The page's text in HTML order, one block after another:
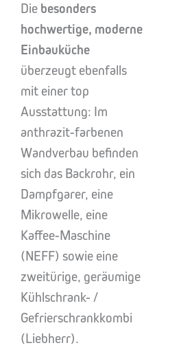
Die besonders
hochwertige, moderne
Einbauküche
überzeugt ebenfalls
mit einer top
Ausstattung: Im
anthrazit-farbenen
Wandverbau befinden
sich das Backrohr, ein
Dampfgarer, eine
Mikrowelle, eine
Kaffee-Maschine
(NEFF) sowie eine
zweitürige, geräumige
Kühlschrank- /
Gefrierschrankkombi
(Liebherr).